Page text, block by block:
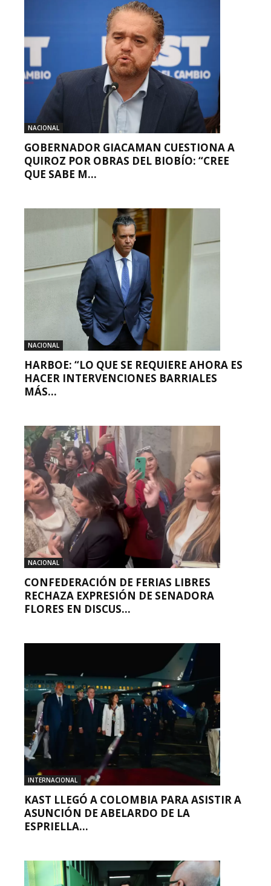
NACIONAL
GOBERNADOR GIACAMAN CUESTIONA A
QUIROZ POR OBRAS DEL BIOBÍO: “CREE
QUE SABE M...
NACIONAL
HARBOE: “LO QUE SE REQUIERE AHORA ES
HACER INTERVENCIONES BARRIALES
MÁS...
NACIONAL
CONFEDERACIÓN DE FERIAS LIBRES
RECHAZA EXPRESIÓN DE SENADORA
FLORES EN DISCUS...
INTERNACIONAL
KAST LLEGÓ A COLOMBIA PARA ASISTIR A
ASUNCIÓN DE ABELARDO DE LA
ESPRIELLA...